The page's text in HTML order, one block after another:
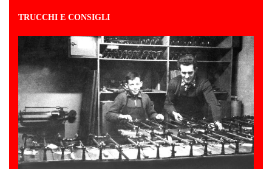
TRUCCHI E CONSIGLI